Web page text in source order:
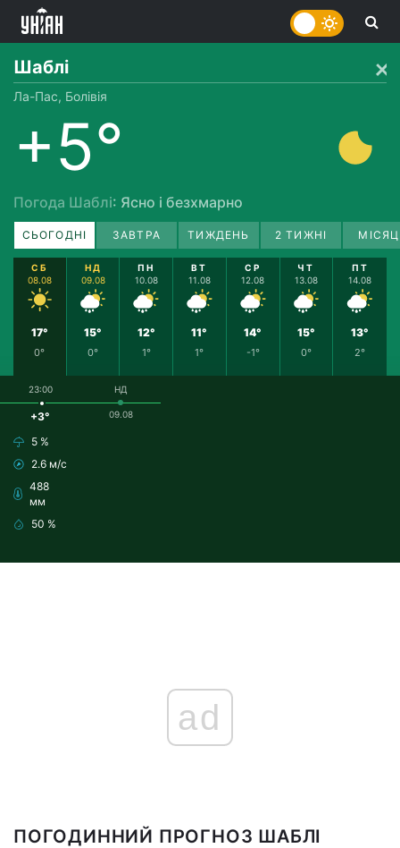
Шаблі
Ла-Пас, Болівія
+5°
Погода Шаблі: Ясно і безхмарно
СЬОГОДНІ ЗАВТРА ТИЖДЕНЬ 2 ТИЖНІ
СБ
08.08
17°
0°
НД
09.08
15°
0°
ПН
10.08
12°
1°
ВТ
11.08
11°
1°
СР
12.08
14°
-1°
ЧТ
13.08
15°
0°
ПТ
14.08
13°
2°
23:00
+3°
5 %
2.6 м/с
488
мм
50 %
НД
09.08
ad
ПОГОДИННИЙ ПРОГНОЗ ШАБЛІ